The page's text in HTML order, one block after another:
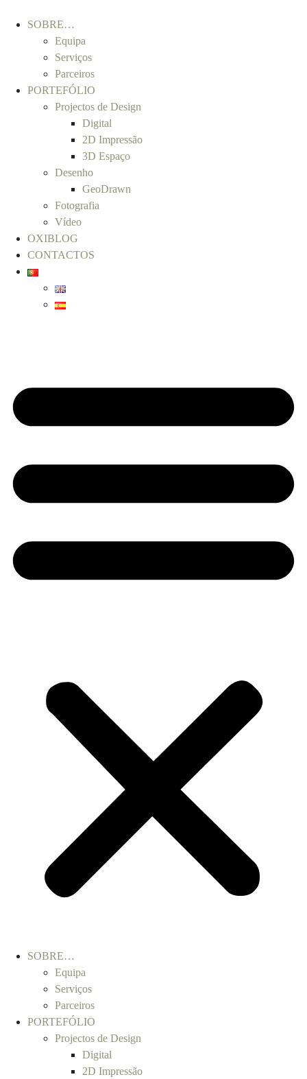
SOBRE…
Equipa
Serviços
Parceiros
PORTEFÓLIO
Projectos de Design
Digital
2D Impressão
3D Espaço
Desenho
GeoDrawn
Fotografia
Vídeo
OXIBLOG
CONTACTOS
SOBRE…
Equipa
Serviços
Parceiros
PORTEFÓLIO
Projectos de Design
Digital
2D Impressão